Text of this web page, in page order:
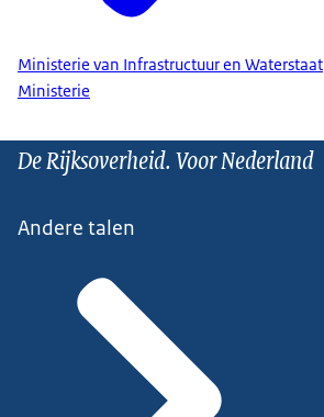
Ministerie van Infrastructuur en Waterstaat
Ministerie
De Rijksoverheid. Voor Nederland
Andere talen